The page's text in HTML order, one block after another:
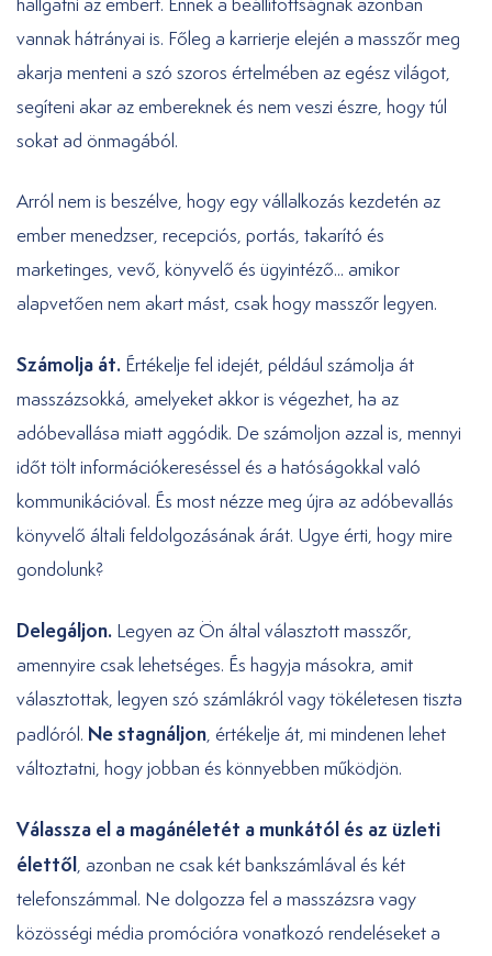
vannak hátrányai is. Főleg a karrierje elején a masszőr meg
akarja menteni a szó szoros értelmében az egész világot,
segíteni akar az embereknek és nem veszi észre, hogy túl
sokat ad önmagából.
Arról nem is beszélve, hogy egy vállalkozás kezdetén az
ember menedzser, recepciós, portás, takarító és
marketinges, vevő, könyvelő és ügyintéző... amikor
alapvetően nem akart mást, csak hogy masszőr legyen.
Számolja át. Értékelje fel idejét, például számolja át
masszázsokká, amelyeket akkor is végezhet, ha az
adóbevallása miatt aggódik. De számoljon azzal is, mennyi
időt tölt információkereséssel és a hatóságokkal való
kommunikációval. És most nézze meg újra az adóbevallás
könyvelő általi feldolgozásának árát. Ugye érti, hogy mire
gondolunk?
Delegáljon. Legyen az Ön által választott masszőr,
amennyire csak lehetséges. És hagyja másokra, amit
választottak, legyen szó számlákról vagy tökéletesen tiszta
padlóról. Ne stagnáljon, értékelje át, mi mindenen lehet
változtatni, hogy jobban és könnyebben működjön.
Válassza el a magánéletét a munkától és az üzleti
élettől, azonban ne csak két bankszámlával és két
telefonszámmal. Ne dolgozza fel a masszázsra vagy
közösségi média promócióra vonatkozó rendeléseket a